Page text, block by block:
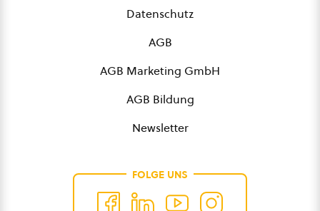
Datenschutz
AGB
AGB Marketing GmbH
AGB Bildung
Newsletter
FOLGE UNS